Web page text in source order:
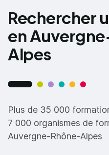
Rechercher
en
Alpes
Plus de 35 000
7 000 organismes de
Auvergne-Rhône-Alpes